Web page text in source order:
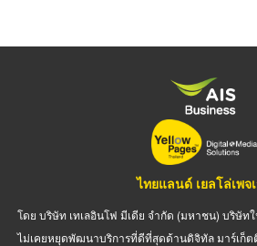
ไทยแลนด์ เยลโล่เพจ
โดย บริษัท เทเลอินโฟ มีเดีย จำกัด (มหาชน) บริษัทใ
ไม่เคยหยุดพัฒนาบริการที่ดีที่สุดด้านดิจิทัล มาร์เก็ต